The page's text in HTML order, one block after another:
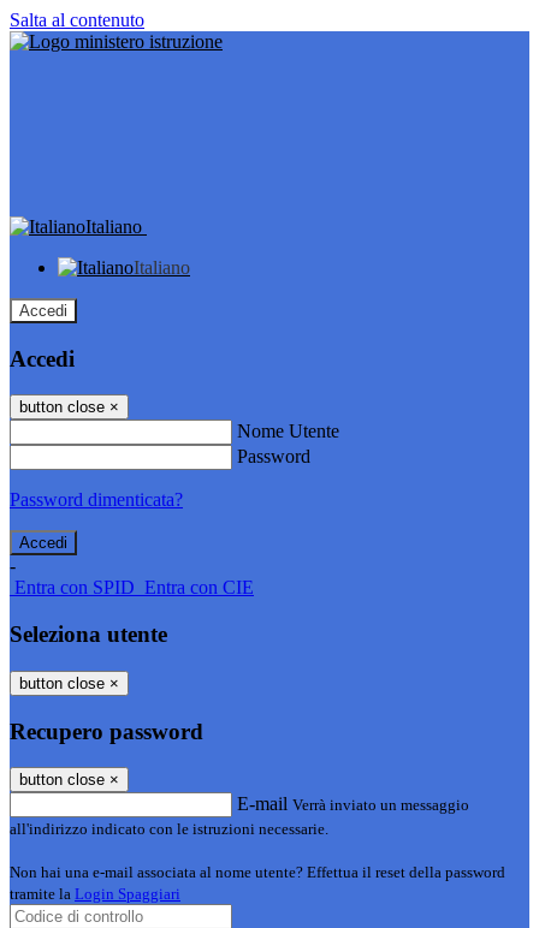
Salta al contenuto
Italiano
Italiano
Accedi
Accedi
button close ×
Nome Utente
Password
Password dimenticata?
-
Entra con SPID Entra con CIE
Seleziona utente
button close ×
Recupero password
button close ×
E-mail Verrà inviato un messaggio
all'indirizzo indicato con le istruzioni necessarie.
Non hai una e-mail associata al nome utente? Effettua il reset della password
tramite la Login Spaggiari